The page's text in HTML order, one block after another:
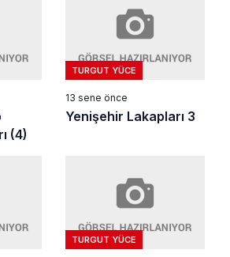
(4)
TURGUT YÜCE
13 sene önce
Yenişehir Lakapları 3
TURGUT YÜCE